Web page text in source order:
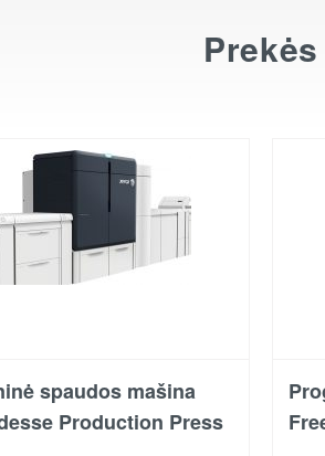
Prekės
spaudos mašina
Production Press